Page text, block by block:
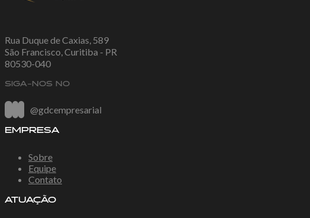
Rua Duque de Caxias, 589
São Francisco, Curitiba - PR
80530-040
SIGA-NOS NO
@gdcempresarial
EMPRESA
Sobre
Equipe
Contato
ATUAÇÃO